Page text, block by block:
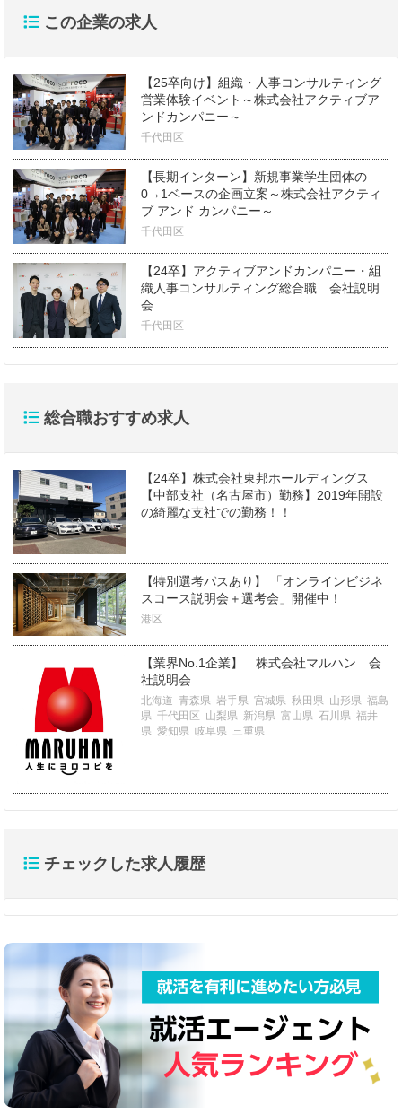
この企業の求人
【25卒向け】組織・人事コンサルティング
営業体験イベント～株式会社アクティブア
ンドカンパニー～
千代田区
【長期インターン】新規事業学生団体の
0→1ベースの企画立案～株式会社アクティ
ブ アンド カンパニー～
千代田区
【24卒】アクティブアンドカンパニー・組
織人事コンサルティング総合職 会社説明
会
千代田区
総合職おすすめ求人
【24卒】株式会社東邦ホールディングス
【中部支社（名古屋市）勤務】2019年開設
の綺麗な支社での勤務！！
【特別選考パスあり】 「オンラインビジネ
スコース説明会＋選考会」開催中！
港区
【業界No.1企業】 株式会社マルハン 会
社説明会
北海道 青森県 岩手県 宮城県 秋田県 山形県 福島
県 千代田区 山梨県 新潟県 富山県 石川県 福井
県 愛知県 岐阜県 三重県
チェックした求人履歴